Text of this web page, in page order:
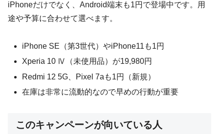
iPhoneだけでなく、Android端末も1円で登場中です。用
途や予算に合わせて選べます。
iPhone SE（第3世代）やiPhone11も1円
Xperia 10 Ⅳ（未使用品）が19,980円
Redmi 12 5G、Pixel 7aも1円（新規）
在庫は非常に流動的なので早めの行動が重要
このキャンペーンが向いている人